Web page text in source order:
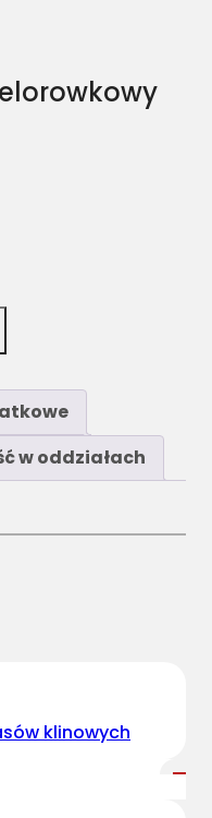
w oddziałach
klinowych